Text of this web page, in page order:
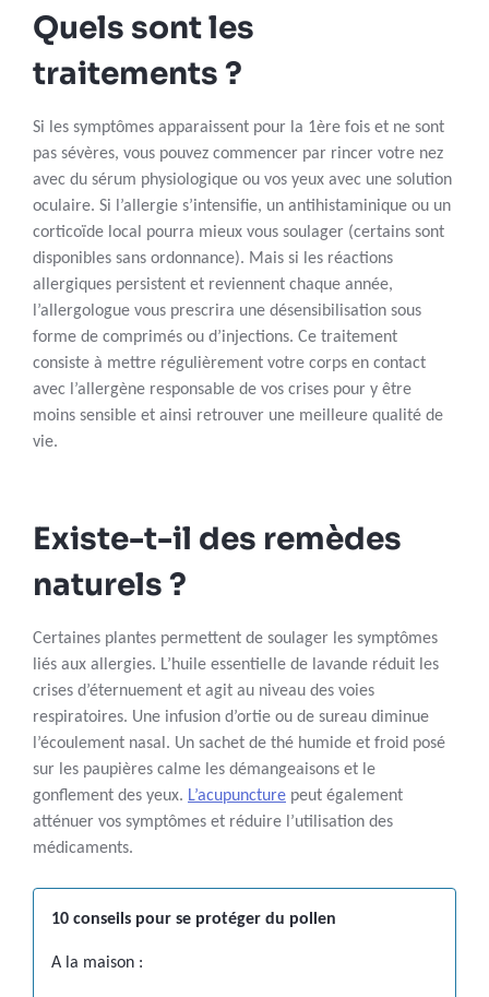
Quels sont les
traitements ?
Si les symptômes apparaissent pour la 1ère fois et ne sont
pas sévères, vous pouvez commencer par rincer votre nez
avec du sérum physiologique ou vos yeux avec une solution
oculaire. Si l’allergie s’intensifie, un antihistaminique ou un
corticoïde local pourra mieux vous soulager (certains sont
disponibles sans ordonnance). Mais si les réactions
allergiques persistent et reviennent chaque année,
l’allergologue vous prescrira une désensibilisation sous
forme de comprimés ou d’injections. Ce traitement
consiste à mettre régulièrement votre corps en contact
avec l’allergène responsable de vos crises pour y être
moins sensible et ainsi retrouver une meilleure qualité de
vie.
Existe-t-il des remèdes
naturels ?
Certaines plantes permettent de soulager les symptômes
liés aux allergies. L’huile essentielle de lavande réduit les
crises d’éternuement et agit au niveau des voies
respiratoires. Une infusion d’ortie ou de sureau diminue
l’écoulement nasal. Un sachet de thé humide et froid posé
sur les paupières calme les démangeaisons et le
gonflement des yeux. L’acupuncture peut également
atténuer vos symptômes et réduire l’utilisation des
médicaments.
10 conseils pour se protéger du pollen
A la maison :